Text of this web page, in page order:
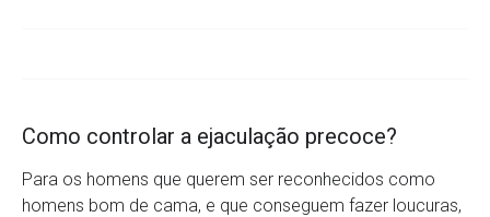
Como controlar a ejaculação precoce?
Para os homens que querem ser reconhecidos como
homens bom de cama, e que conseguem fazer loucuras,